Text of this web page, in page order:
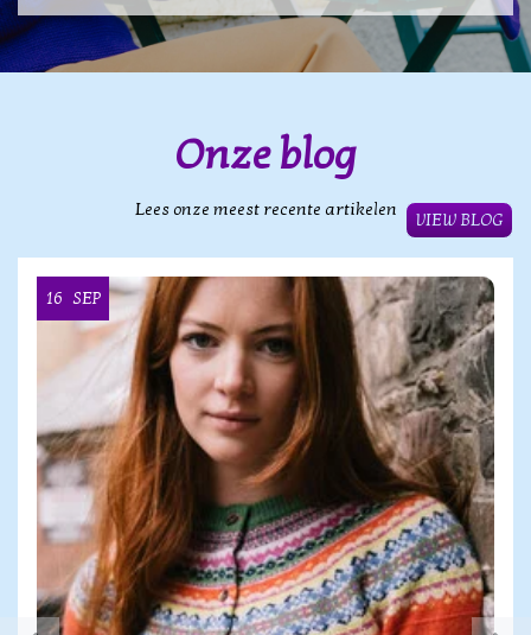
Onze blog
Lees onze meest recente artikelen
VIEW BLOG
16 SEP